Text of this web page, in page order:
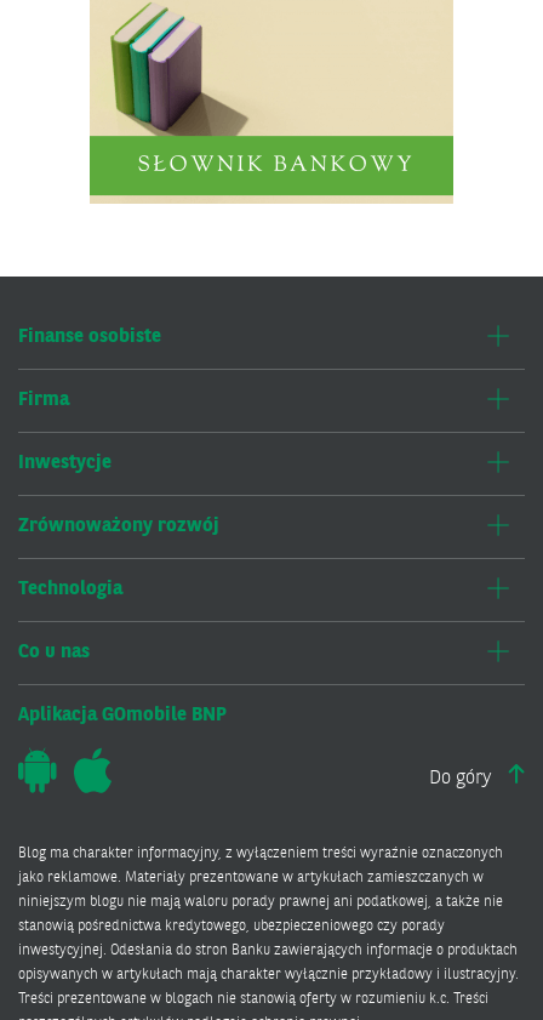
Finanse osobiste
Firma
Inwestycje
Zrównoważony rozwój
Technologia
Co u nas
Aplikacja GOmobile BNP
Do góry
Blog ma charakter informacyjny, z wyłączeniem treści wyraźnie oznaczonych
jako reklamowe. Materiały prezentowane w artykułach zamieszczanych w
niniejszym blogu nie mają waloru porady prawnej ani podatkowej, a także nie
stanowią pośrednictwa kredytowego, ubezpieczeniowego czy porady
inwestycyjnej. Odesłania do stron Banku zawierających informacje o produktach
opisywanych w artykułach mają charakter wyłącznie przykładowy i ilustracyjny.
Treści prezentowane w blogach nie stanowią oferty w rozumieniu k.c. Treści